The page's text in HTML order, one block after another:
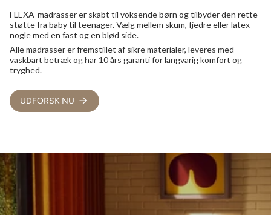
FLEXA-madrasser er skabt til voksende børn og tilbyder den rette
støtte fra baby til teenager. Vælg mellem skum, fjedre eller latex –
nogle med en fast og en blød side.
Alle madrasser er fremstillet af sikre materialer, leveres med
vaskbart betræk og har 10 års garanti for langvarig komfort og
tryghed.
UDFORSK NU